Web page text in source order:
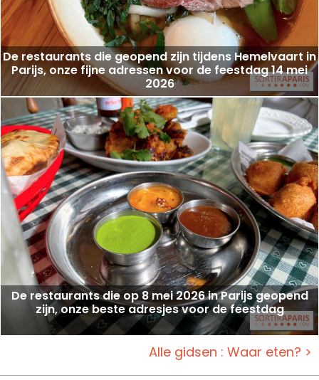
De restaurants die geopend zijn tijdens Hemelvaart in
Parijs, onze fijne adressen voor de feestdag 14 mei
2026
De restaurants die op 8 mei 2026 in Parijs geopend
zijn, onze beste adresjes voor de feestdag
Alle gidsen : Waar eten? >